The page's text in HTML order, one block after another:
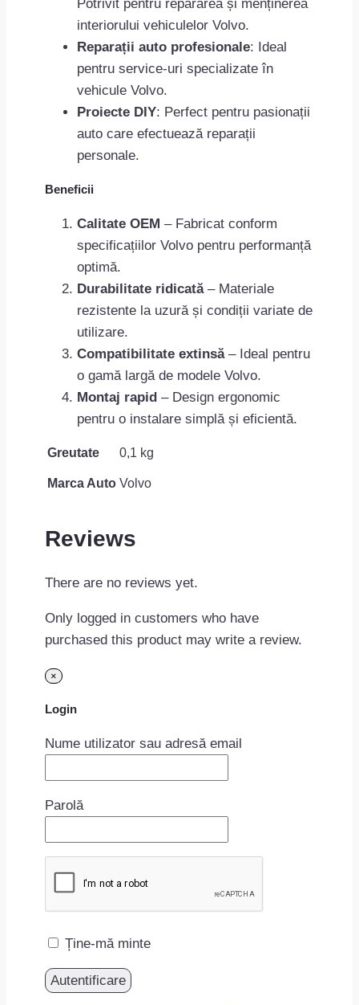
Potrivit pentru repararea și menținerea
interiorului vehiculelor Volvo.
Reparații auto profesionale: Ideal
pentru service-uri specializate în
vehicule Volvo.
Proiecte DIY: Perfect pentru pasionații
auto care efectuează reparații
personale.
Beneficii
Calitate OEM – Fabricat conform
specificațiilor Volvo pentru performanță
optimă.
Durabilitate ridicată– Materiale
rezistente la uzură și condiții variate de
utilizare.
Compatibilitate extinsă– Ideal pentru
o gamă largă de modele Volvo.
Montaj rapid – Design ergonomic
pentru o instalare simplă și eficientă.
Greutate 0,1 kg
Marca Auto Volvo
Reviews
There are no reviews yet.
Only logged in customers who have
purchased this product may write a review.
×
Login
Nume utilizator sau adresă email
Parolă
Ține-mă minte